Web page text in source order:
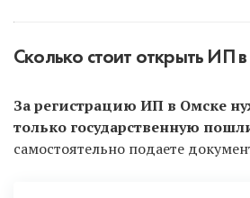
Сколько стоит открыть ИП
За регистрацию ИП в Омске
только государственную
самостоятельно подаете